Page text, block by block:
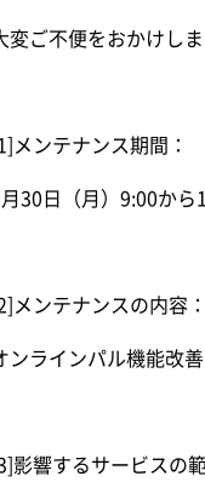
変ご不便をおかけし
[1]メンテナンス期間：
月30日（月）9:00から
メンテナンスの内容：
ンラインパル機能改
影響するサービスの範